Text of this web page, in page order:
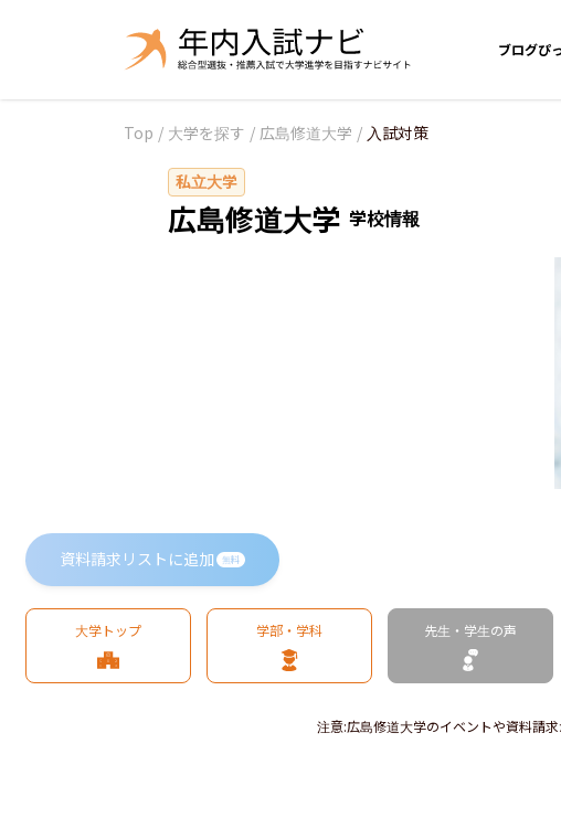
ブログぴ
Top / 大学を探す / 広島修道大学 / 入試対策
私立大学
広島修道大学 学校情報
資料請求リストに追加 無料
大学トップ 学部・学科 先生・学生の声
注意:広島修道大学のイベントや資料請